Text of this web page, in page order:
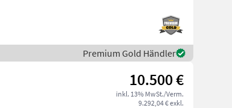
Premium Gold Händler
10.500 €
inkl. 13% MwSt./Verm.
9.292,04 € exkl.